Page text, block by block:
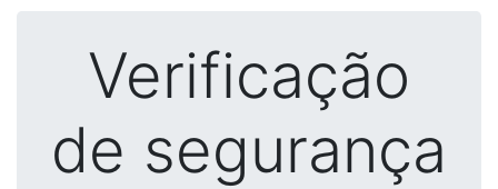
Verificação
de segurança